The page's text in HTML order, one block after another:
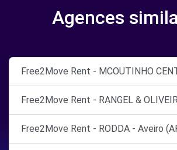
Agences
Free2Move Rent - MCOUTINHO
Free2Move Rent - RANGEL &
Free2Move Rent - RODDA - Aveiro